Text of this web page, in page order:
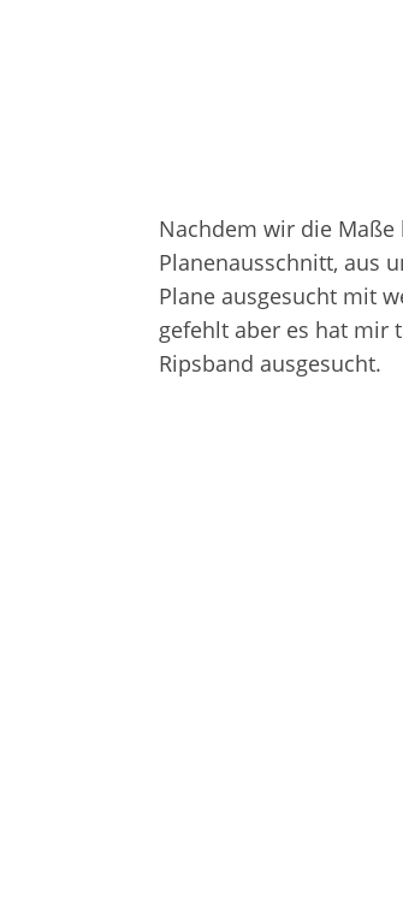
Nachdem wir die Maße
Planenausschnitt, aus
Plane ausgesucht mit
gefehlt aber es hat mir
Ripsband ausgesucht.